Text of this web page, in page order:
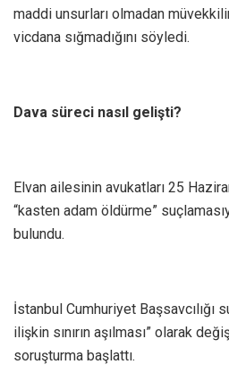
maddi unsurları olmadan
vicdana sığmadığını söyledi.
Dava süreci nasıl gelişti?
Elvan ailesinin avukatları 25
“kasten adam öldürme”
bulundu.
İstanbul Cumhuriyet Başsavcılığı
ilişkin sınırın aşılması” olarak
soruşturma başlattı.